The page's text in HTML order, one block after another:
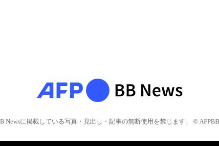
Newsに掲載している写真・見出し・記事の無断使用を禁じます。 © AFPBB